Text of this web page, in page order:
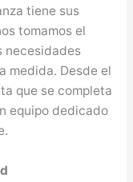
tiene sus
tomamos el
necesidades
medida. Desde el
que se completa
equipo dedicado